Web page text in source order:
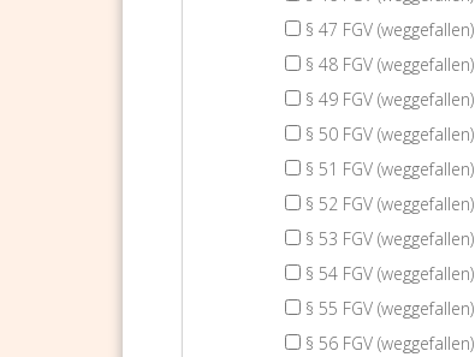
§ 47 FGV (weggefallen)
§ 48 FGV (weggefallen)
§ 49 FGV (weggefallen)
§ 50 FGV (weggefallen)
§ 51 FGV (weggefallen)
§ 52 FGV (weggefallen)
§ 53 FGV (weggefallen)
§ 54 FGV (weggefallen)
§ 55 FGV (weggefallen)
§ 56 FGV (weggefallen)